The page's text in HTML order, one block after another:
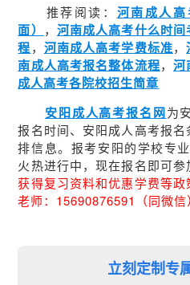
推荐阅读： 河南成人
面） ， 河南成人高考什么时间
程， 河南成人高考学费标准，
南成人高考报名整体流程，河
成人高考各院校招生简章
安阳成人高考报名网为
报名时间、安阳成人高考报
排信息。报考安阳的学校专
火热进行中，现在报名即可
获得复习资料和优惠学费等
老师：15690876591（同微信
立刻定制专